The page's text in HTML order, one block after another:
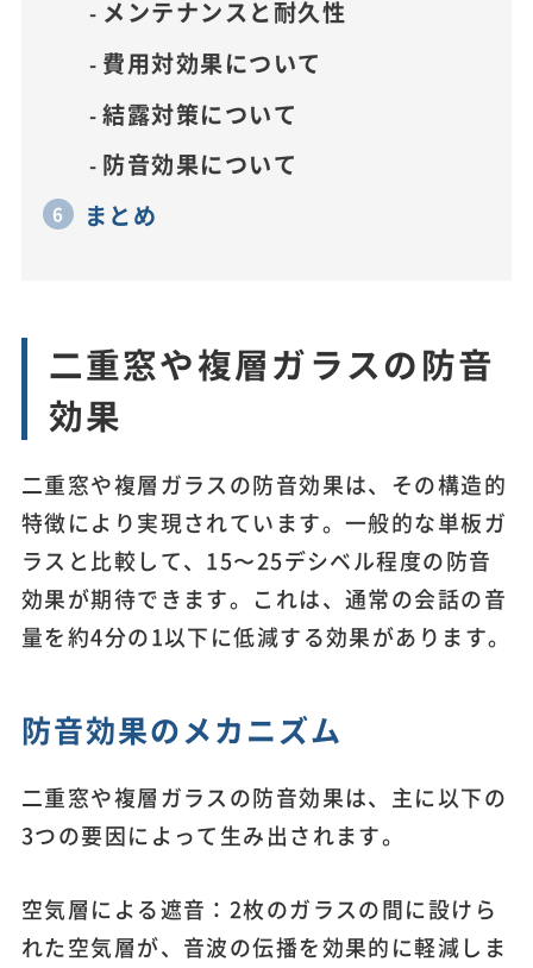
メンテナンスと耐久性
費用対効果について
結露対策について
防音効果について
まとめ
二重窓や複層ガラスの防音
効果
二重窓や複層ガラスの防音効果は、その構造的
特徴により実現されています。一般的な単板ガ
ラスと比較して、15〜25デシベル程度の防音
効果が期待できます。これは、通常の会話の音
量を約4分の1以下に低減する効果があります。
防音効果のメカニズム
二重窓や複層ガラスの防音効果は、主に以下の
3つの要因によって生み出されます。
空気層による遮音：2枚のガラスの間に設けら
れた空気層が、音波の伝播を効果的に軽減しま